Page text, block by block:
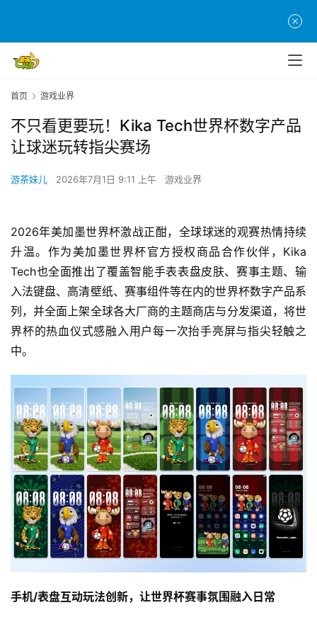
首页 游戏业界
不只看更要玩！Kika Tech世界杯数字产品
让球迷玩转指尖赛场
游茶妹儿 2026年7月1日 9:11 上午 游戏业界
2026年美加墨世界杯激战正酣，全球球迷的观赛热情持续
升温。作为美加墨世界杯官方授权商品合作伙伴，Kika
Tech也全面推出了覆盖智能手表表盘皮肤、赛事主题、输
入法键盘、高清壁纸、赛事组件等在内的世界杯数字产品系
列，并全面上架全球各大厂商的主题商店与分发渠道，将世
界杯的热血仪式感融入用户每一次抬手亮屏与指尖轻触之
中。
手机/表盘互动玩法创新， 让世界杯赛事氛围融入日常